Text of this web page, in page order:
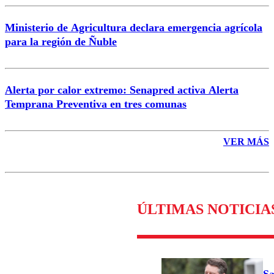
Ministerio de Agricultura declara emergencia agrícola
para la región de Ñuble
Alerta por calor extremo: Senapred activa Alerta
Temprana Preventiva en tres comunas
VER MÁS
ÚLTIMAS